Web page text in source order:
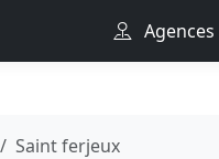
Saint ferjeux